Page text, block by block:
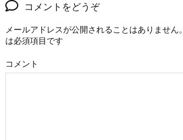
コメントをどうぞ
メールアドレスが公開されることはありません。
は必須項目です
コメント